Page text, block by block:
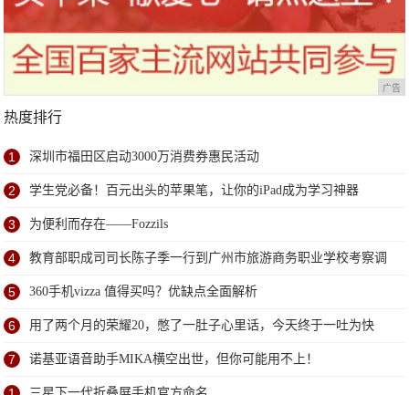
广告
热度排行
1 深圳市福田区启动3000万消费券惠民活动
2 学生党必备！百元出头的苹果笔，让你的iPad成为学习神器
3 为便利而存在——Fozzils
4 教育部职成司司长陈子季一行到广州市旅游商务职业学校考察调
研
5 360手机vizza 值得买吗？优缺点全面解析
6 用了两个月的荣耀20，憋了一肚子心里话，今天终于一吐为快
7 诺基亚语音助手MIKA横空出世，但你可能用不上！